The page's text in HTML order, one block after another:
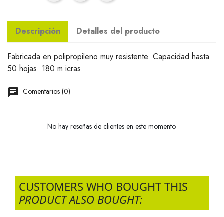
Descripción Detalles del producto
Fabricada en polipropileno muy resistente. Capacidad hasta
50 hojas. 180 m icras.
Comentarios (0)
No hay reseñas de clientes en este momento.
CUSTOMERS WHO BOUGHT THIS
PRODUCT ALSO BOUGHT: